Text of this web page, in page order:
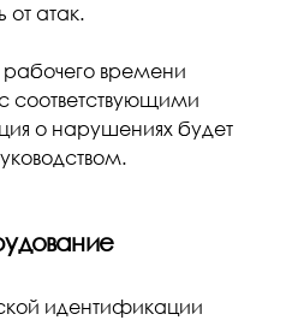
атак.
времени
соответствующими
о нарушениях будет
идентификации